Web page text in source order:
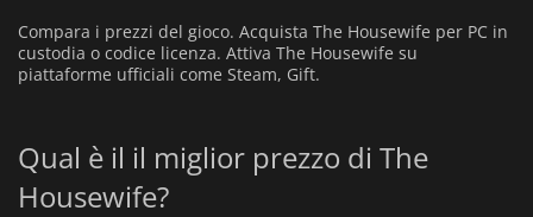
Compara i prezzi del gioco. Acquista The Housewife per PC in
custodia o codice licenza. Attiva The Housewife su
piattaforme ufficiali come Steam, Gift.
Qual è il il miglior prezzo di The
Housewife?